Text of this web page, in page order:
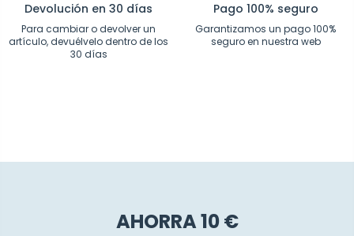
Devolución en 30 días
Para cambiar o devolver un
artículo, devuélvelo dentro de los
30 días
Pago 100% seguro
Garantizamos un pago 100%
seguro en nuestra web
AHORRA 10 €